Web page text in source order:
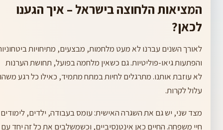
המציאות הלחוצה בישראל – איך הגענו
לכאן?
לאורך השנים עברנו לא מעט מלחמות, מבצעים, מתיחויות
והפתעות גיאו-פוליטיות. גם כשאין מלחמה בפועל, תחושת הערנות
לא עוזבת אותנו. מתרגלים לחיות במתח מתמיד, כאילו כל רגע
עלול לקרות.
מצד שני, יש גם את השגרה האישית: עומס בעבודה, ילדים,
חיי משפחה. החיים כאן אינטנסיביים, וכשמשלבים את כל זה יחד עם